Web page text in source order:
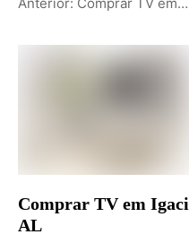
Conteúdo: Sobremesa de...
Comprar TV em Igaci
AL